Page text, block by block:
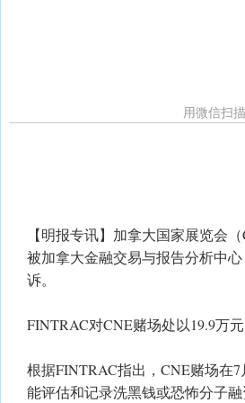
用微信扫
【明报专讯】加拿大国家展览会
被加拿大金融交易与报告分析中
诉。
FINTRAC对CNE赌场处以19.9万
根据FINTRAC指出，CNE赌场在
能评估和记录洗黑钱或恐怖分子